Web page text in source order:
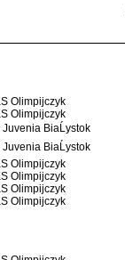
Olimpijczyk
Olimpijczyk
BiaĹystok
BiaĹystok
Olimpijczyk
Olimpijczyk
Olimpijczyk
Olimpijczyk